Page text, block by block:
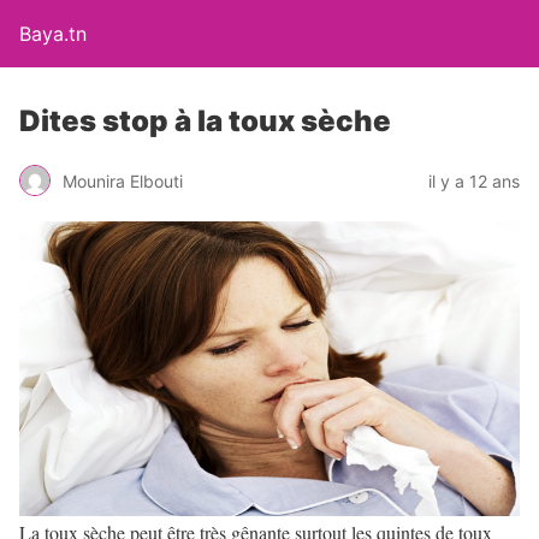
Baya.tn
Dites stop à la toux sèche
Mounira Elbouti il y a 12 ans
La toux sèche peut être très gênante surtout les quintes de toux